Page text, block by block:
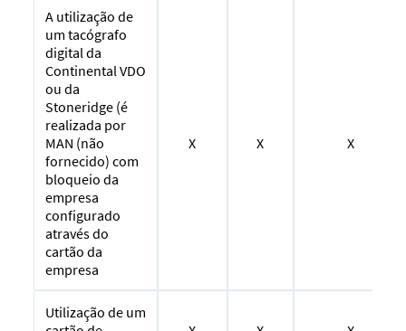
A utilização de
um tacógrafo
digital da
Continental VDO
ou da
Stoneridge (é
realizada por
MAN (não
fornecido) com
bloqueio da
empresa
configurado
através do
cartão da
empresa
X X X
Utilização de um